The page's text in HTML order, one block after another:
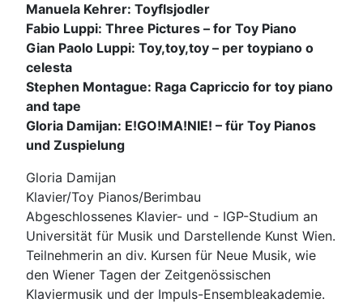
Manuela Kehrer: Toyflsjodler
Fabio Luppi: Three Pictures – for Toy Piano
Gian Paolo Luppi: Toy,toy,toy – per toypiano o
celesta
Stephen Montague: Raga Capriccio for toy piano
and tape
Gloria Damijan: E!GO!MA!NIE! – für Toy Pianos
und Zuspielung
Gloria Damijan
Klavier/Toy Pianos/Berimbau
Abgeschlossenes Klavier- und - IGP-Studium an
Universität für Musik und Darstellende Kunst Wien.
Teilnehmerin an div. Kursen für Neue Musik, wie
den Wiener Tagen der Zeitgenössischen
Klaviermusik und der Impuls-Ensembleakademie.